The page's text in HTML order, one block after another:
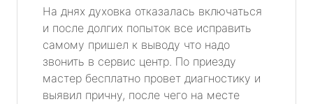
На днях духовка отказалась включаться
и после долгих попыток все исправить
самому пришел к выводу что надо
звонить в сервис центр. По приезду
мастер бесплатно провет диагностику и
выявил причну, после чего на месте